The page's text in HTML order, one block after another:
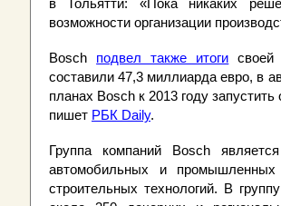
в Тольятти: «Пока никаких
возможности организации
Bosch подвел также итоги
составили 47,3 миллиарда евро, в
планах Bosch к 2013 году
пишет РБК Daily.
Группа компаний Bosch
автомобильных и промышленных
строительных технологий. В